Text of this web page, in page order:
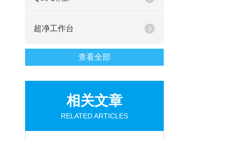
超净工作台
查看全部
相关文章
RELATED ARTICLES